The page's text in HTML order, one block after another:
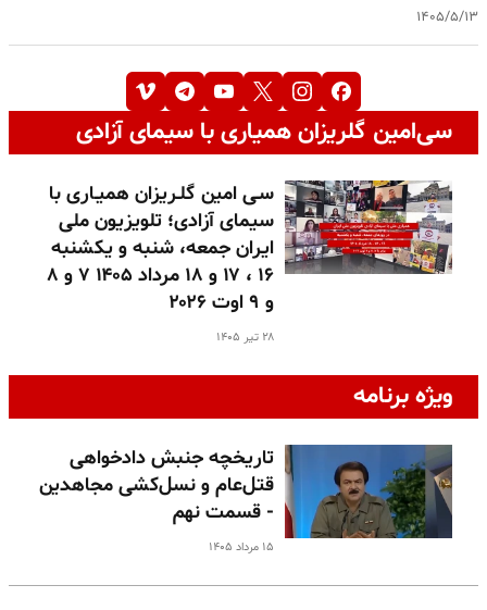
۱۴۰۵/۵/۱۳
سی‌امین گلریزان همیاری با سیمای آزادی
سـی امین گلـریزان همیـاری با
سیمای آزادی؛ تلویزیون ملی
ایران جمعه، شنبه و یکشنبه
۱۶ ، ۱۷ و ۱۸ مرداد ۱۴۰۵ ۷ و ۸
و ۹ اوت ۲۰۲۶
۲۸ تیر ۱۴۰۵
ویژه برنامه
تاریخچه جنبش دادخواهی
قتل‌عام و نسل‌کشی مجاهدین
- قسمت نهم
۱۵ مرداد ۱۴۰۵